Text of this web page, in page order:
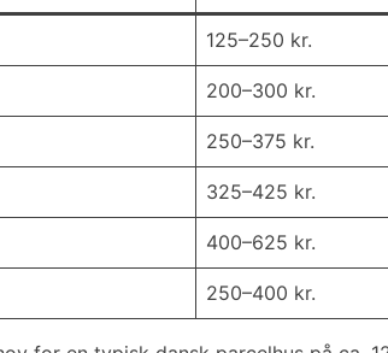
125–250 kr.
200–300 kr.
250–375 kr.
325–425 kr.
400–625 kr.
250–400 kr.